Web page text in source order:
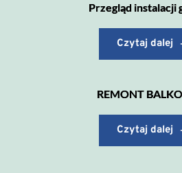
Przegląd instalacji
Czytaj dalej
REMONT
Czytaj dalej